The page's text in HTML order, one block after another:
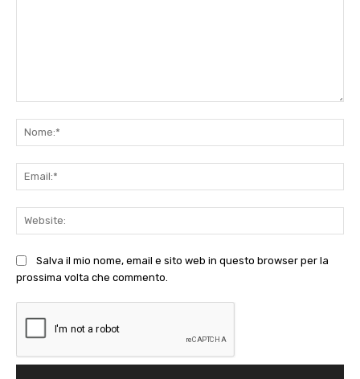
Salva il mio nome, email e sito web in questo browser per la
prossima volta che commento.